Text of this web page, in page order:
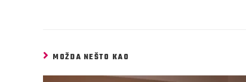
MOŽDA NEŠTO KAO